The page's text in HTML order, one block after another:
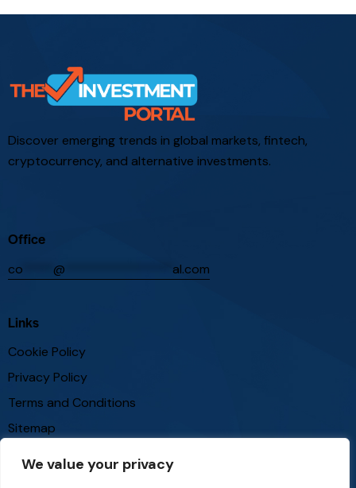
We value your privacy
Discover emerging trends in global markets, fintech,
cryptocurrency, and alternative investments.
Office
co @ al.com
Links
Cookie Policy
Privacy Policy
Terms and Conditions
Sitemap
Follow Us